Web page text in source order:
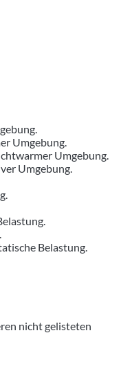
Umgebung.
Umgebung.
Umgebung.
Belastung.
nicht gelisteten